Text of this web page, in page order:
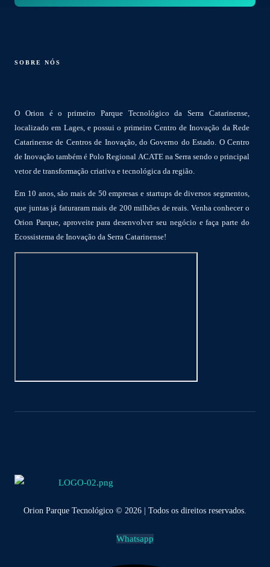
SOBRE NÓS
O Orion é o primeiro Parque Tecnológico da Serra Catarinense,
localizado em Lages, e possui o primeiro Centro de Inovação da Rede
Catarinense de Centros de Inovação, do Governo do Estado. O Centro
de Inovação também é Polo Regional ACATE na Serra sendo o principal
vetor de transformação criativa e tecnológica da região.
Em 10 anos, são mais de 50 empresas e startups de diversos segmentos,
que juntas já faturaram mais de 200 milhões de reais. Venha conhecer o
Orion Parque, aproveite para desenvolver seu negócio e faça parte do
Ecossistema de Inovação da Serra Catarinense!
Orion Parque Tecnológico © 2026 | Todos os direitos reservados.
Whatsapp